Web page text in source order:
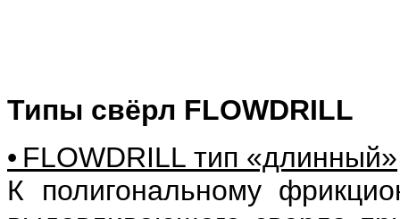
Типы свёрл FLOWDRILL
• FLOWDRILL тип «длинный»
К полигональному